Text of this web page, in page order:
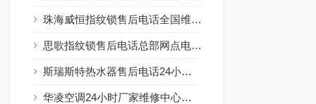
珠海威恒指纹锁售后电话全国维修网点及电话号码查询
思歌指纹锁售后电话总部网点电话查询
斯瑞斯特热水器售后电话24小时解释☞房东装热水器可以吗？注意事项一览
华凌空调24小时厂家维修中心服务总部